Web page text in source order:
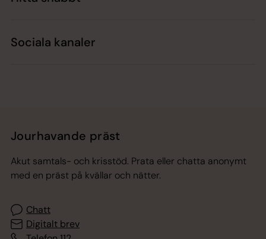
Sociala kanaler
Jourhavande präst
Akut samtals- och krisstöd. Prata eller chatta anonymt
med en präst på kvällar och nätter.
Chatt
Digitalt brev